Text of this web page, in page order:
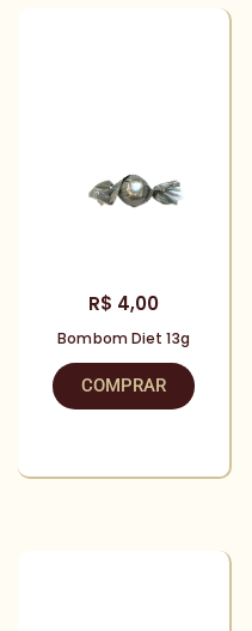
R$ 4,00
Bombom Diet 13g
COMPRAR